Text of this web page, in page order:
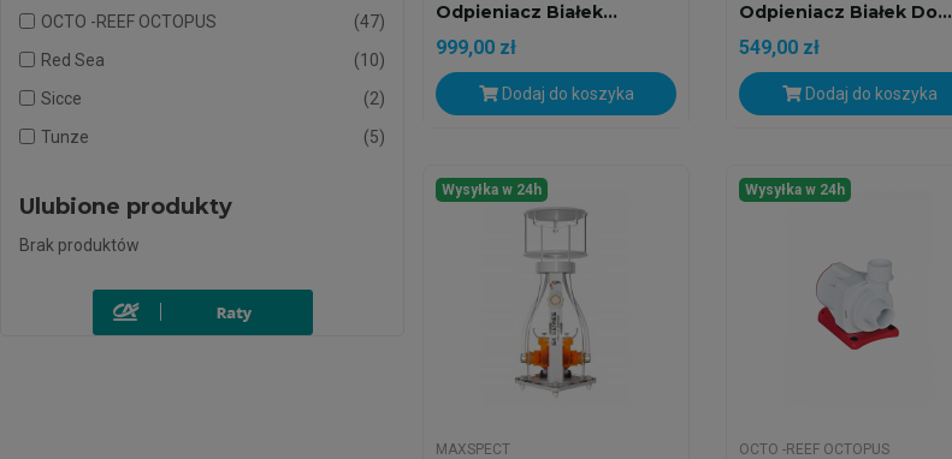
OCTO -REEF OCTOPUS
47
Red Sea
10
Sicce
2
Tunze
5
Ulubione produkty
Brak produktów
Odpieniacz Białek...
999,00 zł
Dodaj do koszyka
Odpieniacz Białek Do...
549,00 zł
Dodaj do koszyka
Wysyłka w 24h
MAXSPECT
Wysyłka w 24h
OCTO -REEF OCTOPUS